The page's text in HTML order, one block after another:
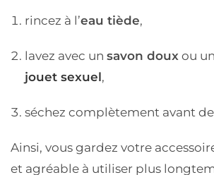
rincez à l’eau tiède,
lavez avec un savon doux ou un
jouet sexuel,
séchez complètement avant
Ainsi, vous gardez votre
et agréable à utiliser plus